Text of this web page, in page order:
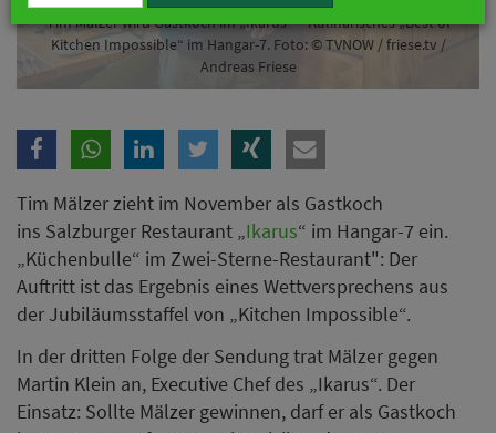
Tim Mälzer wird Gastkoch im „Ikarus“ – Kulinarisches „Best of
Kitchen Impossible“ im Hangar-7. Foto: © TVNOW / friese.tv /
Andreas Friese
Tim Mälzer zieht im November als Gastkoch
ins Salzburger Restaurant „Ikarus“ im Hangar-7 ein.
„Küchenbulle“ im Zwei-Sterne-Restaurant": Der
Auftritt ist das Ergebnis eines Wettversprechens aus
der Jubiläumsstaffel von „Kitchen Impossible“.
In der dritten Folge der Sendung trat Mälzer gegen
Martin Klein an, Executive Chef des „Ikarus“. Der
Einsatz: Sollte Mälzer gewinnen, darf er als Gastkoch